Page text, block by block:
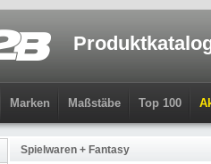
Marken Maßstäbe Top 100
Spielwaren + Fantasy